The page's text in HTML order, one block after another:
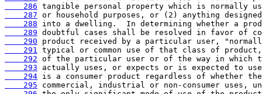
    286
    287
    288
    289
    290
    291
    292
    293
    294
    295